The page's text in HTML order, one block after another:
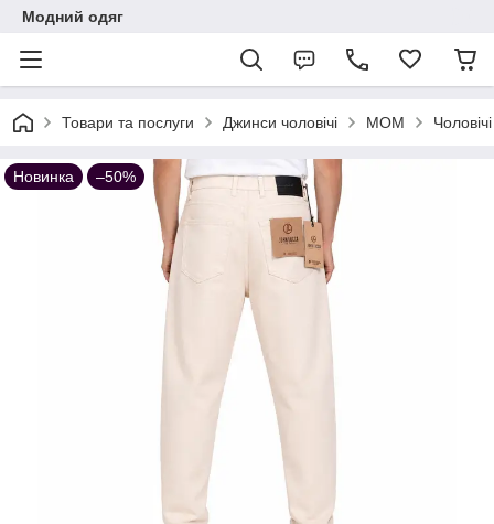
Модний одяг
Товари та послуги Джинси чоловічі МОМ
Новинка –50%